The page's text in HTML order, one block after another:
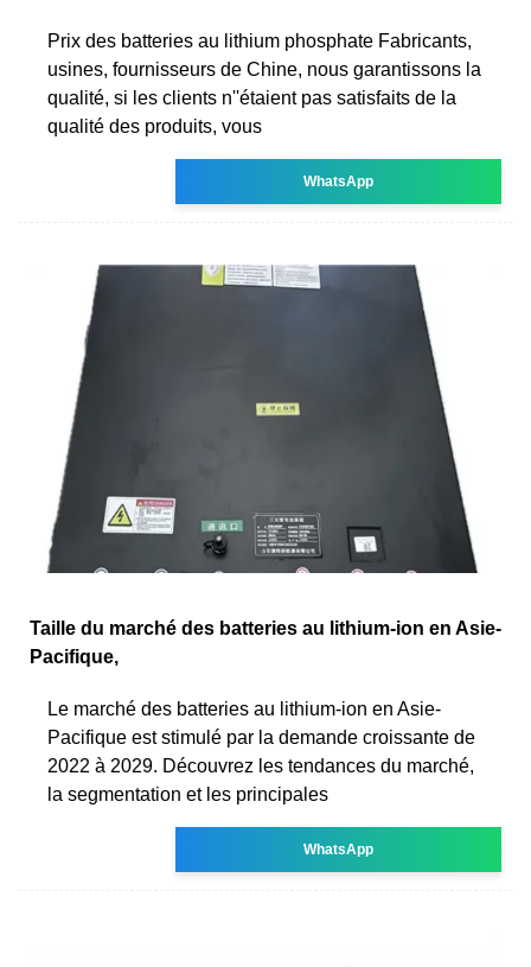
Prix des batteries au lithium phosphate Fabricants,
usines, fournisseurs de Chine, nous garantissons la
qualité, si les clients n''étaient pas satisfaits de la
qualité des produits, vous
WhatsApp
Taille du marché des batteries au lithium-ion en Asie-
Pacifique,
Le marché des batteries au lithium-ion en Asie-
Pacifique est stimulé par la demande croissante de
2022 à 2029. Découvrez les tendances du marché,
la segmentation et les principales
WhatsApp